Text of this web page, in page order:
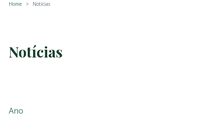
Home Notícias
Notícias
Ano